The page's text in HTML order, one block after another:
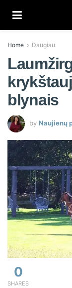
Home Daugiau
blynais
by Naujienų
0
SHARES